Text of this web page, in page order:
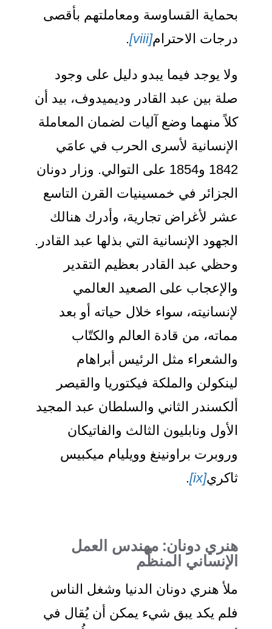
القساوسة ومعاملتهم بأقصى
الاحترام[viii]
يوجد فيما يبدو دليل على وجود
بين عبد القادر وديميدوف، بيد أن
منهما وضع آليات لضمان المعاملة
لأسرى الحرب في عامَي
1842 و1854 على التوالي. وزار دونان
في خمسينيات القرن التاسع
لأغراض تجارية، وأدرك هنالك
الإنسانية التي بذلها عبد القادر.
عبد القادر بعظيم التقدير
على الصعيد العالمي
سواء خلال حياته أو بعد
من قادة العالم والكتّاب
مثل الرئيس أبراهام
والملكة فيكتوريا والقيصر
الثاني والسلطان عبد المجيد
ونابليون الثالث والفاتيكان
براونينغ وويليام ميكبيس
.
دونان: مهندس العمل
المنظَّم
هنري دونان الدنيا وشغل الناس
يكد يبق شيء يمكن أن يُقال في